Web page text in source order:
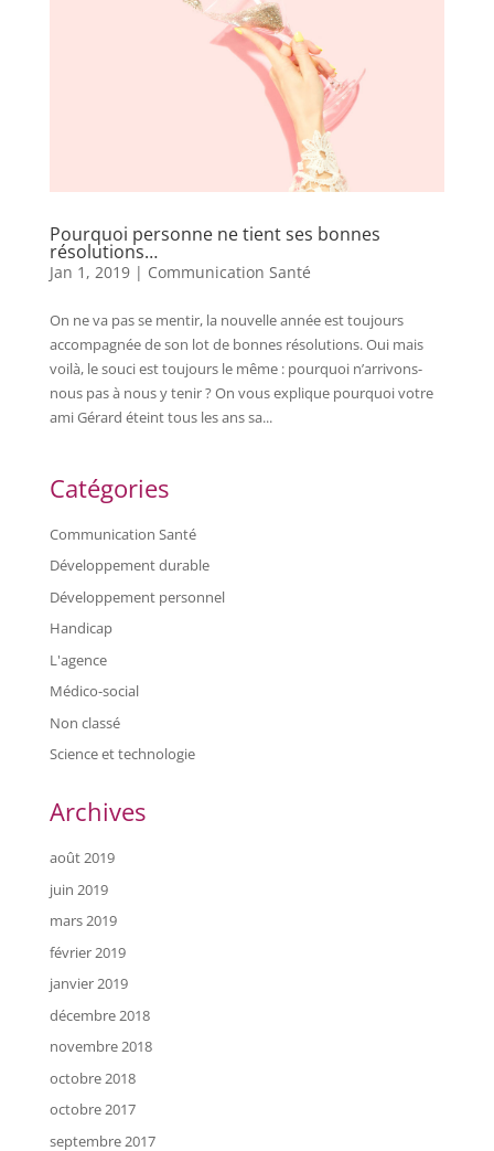
Pourquoi personne ne tient ses bonnes
résolutions…
Jan 1, 2019| Communication Santé
On ne va pas se mentir, la nouvelle année est toujours
accompagnée de son lot de bonnes résolutions. Oui mais
voilà, le souci est toujours le même : pourquoi n’arrivons-
nous pas à nous y tenir ? On vous explique pourquoi votre
ami Gérard éteint tous les ans sa...
Catégories
Communication Santé
Développement durable
Développement personnel
Handicap
L'agence
Médico-social
Non classé
Science et technologie
Archives
août 2019
juin 2019
mars 2019
février 2019
janvier 2019
décembre 2018
novembre 2018
octobre 2018
octobre 2017
septembre 2017